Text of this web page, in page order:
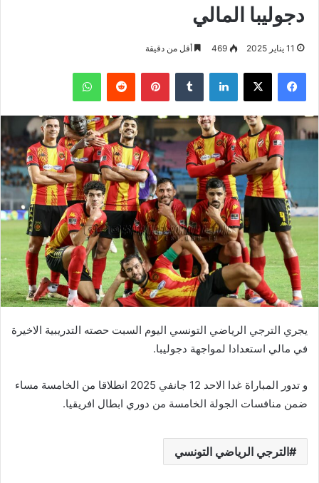
دجوليبا المالي
11 يناير 2025 469 أقل من دقيقة
فيسبوك ‫X لينكدإن بينتيريست واتساب
يجري الترجي الرياضي التونسي اليوم السبت حصته التدريبية الاخيرة
في مالي استعدادا لمواجهة دجوليبا.
و تدور المباراة غدا الاحد 12 جانفي 2025 انطلاقا من الخامسة مساء
ضمن منافسات الجولة الخامسة من دوري ابطال افريقيا.
الترجي الرياضي التونسي